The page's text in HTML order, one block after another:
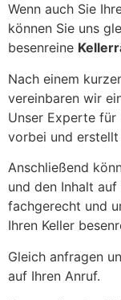
Wenn auch Sie
können Sie uns
besenreine
Nach einem
vereinbaren wir
Unser Experte für
vorbei und
Anschließend
und den Inhalt
fachgerecht und
Ihren Keller
Gleich anfragen
auf Ihren Anruf.